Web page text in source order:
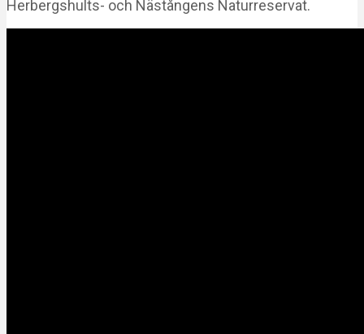
Herbergshults- och Nästångens Naturreservat.